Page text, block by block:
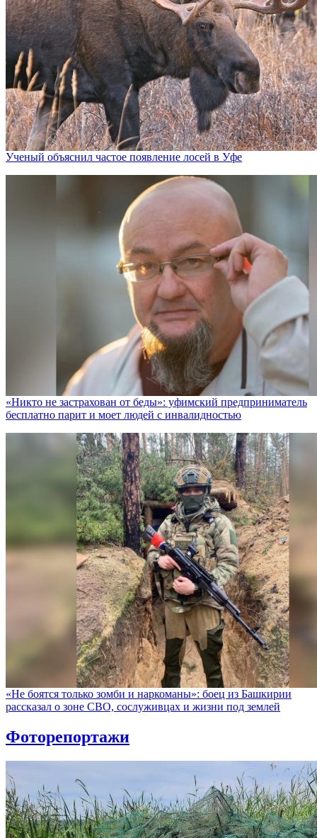
Ученый объяснил частое появление лосей в Уфе
«Никто не заcтрахован от беды»: уфимский предприниматель
бесплатно парит и моет людей с инвалидностью
«Не боятся только зомби и наркоманы»: боец из Башкирии
рассказал о зоне СВО, сослуживцах и жизни под землей
Фоторепортажи